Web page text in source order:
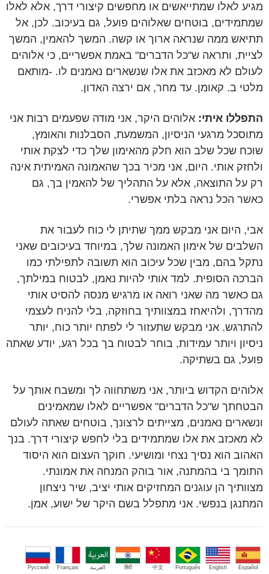
מגיע לאלו שמתייאשים או מחפשים קיצורי דרך, אלא לאלו
שמתמידים, בוטחים שאלוהים פועל, גם בעיכוב. לכן, אל
תתיאש ממה שנראה ארוך או קשה. המשך להאמין, המשך
לציית, ותראה ש"כל הדברים" באמת אפשריים, כי אלוהים
לעולם לא מאכזב את אלו שנשארים נאמנים לו. -מותאם
מלטי ב. קאומן. עד מחר, אם ירצה האדון.
התפללו איתי: אלוהים היקר, אני מודה שפעמים רבות אני
מתוסכל מרגעי הניסיון, המשמעת, הסבלנות והאומץ,
שוכח שכל שלב הוא חלק מהאימון שלך כדי לצקת אותי
ולחזק אותי. היום, אני מכיר בכך שהאמונה האמיתית אינה
רק על התוצאה, אלא על התהליך של להאמין בך, גם
כאשר הכל נראה בלתי אפשרי.
אבי, היום אני מבקש ממך שתיתן לי כוח לעבור את
השלבים של אימון האמונה שלך, במיוחד בעיכובים שאני
נתקל בהם, מבין שכל עיכוב הוא תשובה לתפילתי כמו
הברכה הסופית. למד אותי להיות נאמן, לבטוח במילתך,
גם כאשר מה שאני רואה או מרגיש מנסה להסיט אותי
מהדרך, ולהיאחז במצוותיך בחוזקה, בלי להניח לעצמי
להתרגש. אני מבקש שתעזור לי לפתח יותר כוח, יותר
ניסיון ויותר עמידות, בוחר לבטוח בך בכל רגע, יודע שאתה
פועל, גם בשתיקה.
אלוהים הקדוש ביותר, אני משתחווה לך ומשבח אותך על
הבטחתך ש"כל הדברים" אפשריים לאלו שמאמינים
ונשארים נאמנים, מצייתים לרצונך, בוטחים שאתה לעולם
לא מאכזב את אלו שמתמידים בלי לחפש קיצורי דרך. בנך
האהוב הוא נסיך נצחי ומושיעי. חוקך העצום הוא היסוד
התומך בי בהמתנה, אור בוהק המנחה את אמונתי.
מצוותיך הן עוגנים המחזיקים אותי יציב, שיר ניצחון
המתנגן בנפשי. אני מתפלל בשם היקר של ישוע, אמן.
Español
English
Português
中文
हिंदी العربية Français
Русский